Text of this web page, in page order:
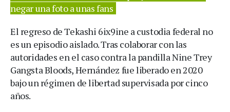
negar una foto a unas fans
El regreso de Tekashi 6ix9ine a custodia federal no
es un episodio aislado. Tras colaborar con las
autoridades en el caso contra la pandilla Nine Trey
Gangsta Bloods, Hernández fue liberado en 2020
bajo un régimen de libertad supervisada por cinco
años.